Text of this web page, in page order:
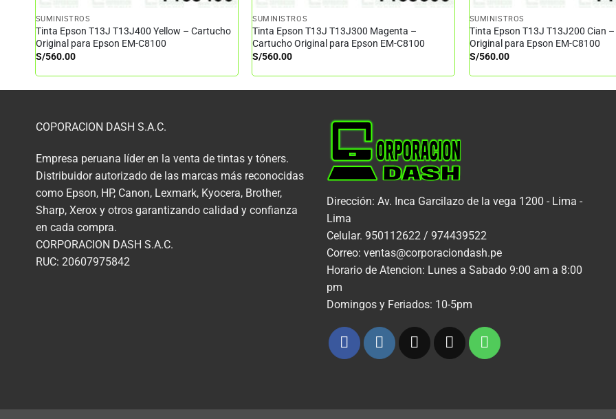
SUMINISTROS
Tinta Epson T13J T13J400 Yellow – Cartucho
Original para Epson EM-C8100
S/560.00
SUMINISTROS
Tinta Epson T13J T13J300 Magenta –
Cartucho Original para Epson EM-C8100
S/560.00
SUMINISTROS
Tinta Epson T13J T13J200 Cian
Original para Epson EM-C8100
S/560.00
COPORACION DASH S.A.C.
Empresa peruana líder en la venta de tintas y tóners.
Distribuidor autorizado de las marcas más reconocidas
como Epson, HP, Canon, Lexmark, Kyocera, Brother,
Sharp, Xerox y otros garantizando calidad y confianza
en cada compra.
CORPORACION DASH S.A.C.
RUC: 20607975842
Dirección: Av. Inca Garcilazo de la vega 1200 - Lima -
Lima
Celular. 950112622 / 974439522
Correo: ventas@corporaciondash.pe
Horario de Atencion: Lunes a Sabado 9:00 am a 8:00
pm
Domingos y Feriados: 10-5pm